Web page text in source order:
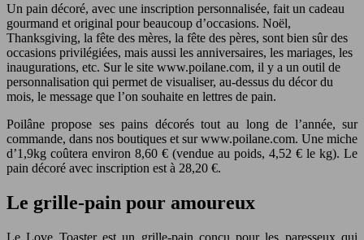
Un pain décoré, avec une inscription personnalisée, fait un cadeau
gourmand et original pour beaucoup d’occasions. Noël,
Thanksgiving, la fête des mères, la fête des pères, sont bien sûr des
occasions privilégiées, mais aussi les anniversaires, les mariages, les
inaugurations, etc. Sur le site www.poilane.com, il y a un outil de
personnalisation qui permet de visualiser, au-dessus du décor du
mois, le message que l’on souhaite en lettres de pain.
Poilâne propose ses pains décorés tout au long de l’année, sur
commande, dans nos boutiques et sur www.poilane.com. Une miche
d’1,9kg coûtera environ 8,60 € (vendue au poids, 4,52 € le kg). Le
pain décoré avec inscription est à 28,20 €.
Le grille-pain pour amoureux
Le Love Toaster est un grille-pain conçu pour les paresseux qui